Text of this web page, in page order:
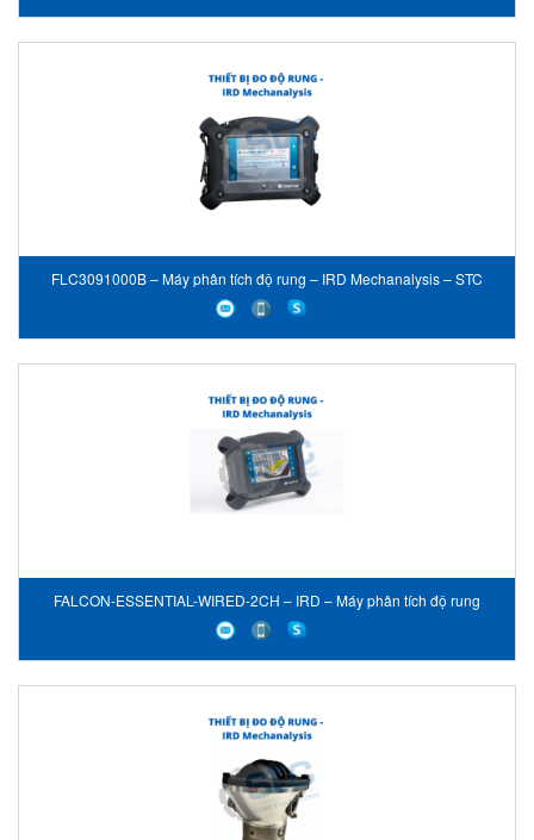
FLC3091000B – Máy phân tích độ rung – IRD Mechanalysis – STC
FALCON-ESSENTIAL-WIRED-2CH – IRD – Máy phân tích độ rung